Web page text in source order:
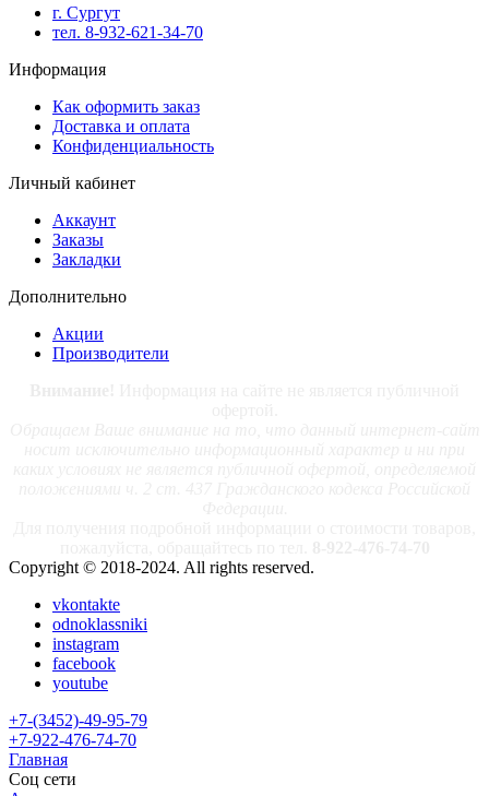
г. Сургут
тел. 8-932-621-34-70
Информация
Как оформить заказ
Доставка и оплата
Конфиденциальность
Личный кабинет
Аккаунт
Заказы
Закладки
Дополнительно
Акции
Производители
Copyright © 2018-2024. All rights reserved.
vkontakte
odnoklassniki
instagram
facebook
youtube
+7-(3452)-49-95-79
+7-922-476-74-70
Главная
Соц сети